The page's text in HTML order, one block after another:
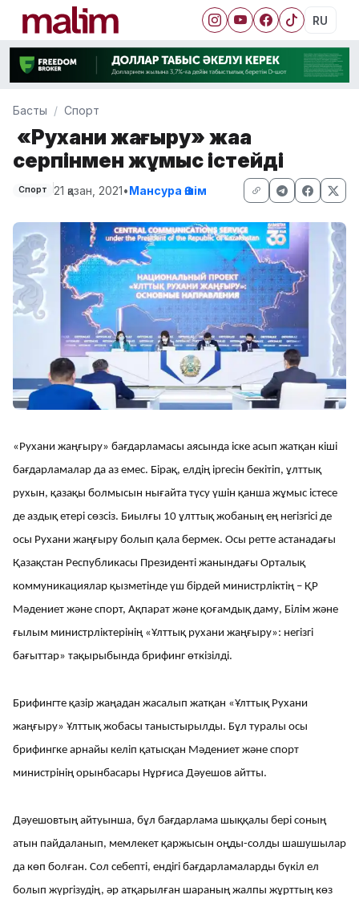
RU
Басты Спорт
«Рухани жаңғыру» жаңа
серпінмен жұмыс істейді
Спорт 21 қазан, 2021•Мансура Әшім
«Рухани жаңғыру» бағдарламасы аясында іске асып жатқан кіші
бағдарламалар да аз емес. Бірақ, елдің іргесін бекітіп, ұлттық
рухын, қазақы болмысын нығайта түсу үшін қанша жұмыс істесе
де аздық етері сөзсіз. Биылғы 10 ұлттық жобаның ең негізгісі де
осы Рухани жаңғыру болып қала бермек. Осы ретте астанадағы
Қазақстан Республикасы Президенті жанындағы Орталық
коммуникациялар қызметінде үш бірдей министрліктің – ҚР
Мәдениет және спорт, Ақпарат және қоғамдық даму, Білім және
ғылым министрліктерінің «Ұлттық рухани жаңғыру»: негізгі
бағыттар» тақырыбында брифинг өткізілді.
Брифингте қазір жаңадан жасалып жатқан «Ұлттық Рухани
жаңғыру» Ұлттық жобасы таныстырылды. Бұл туралы осы
брифингке арнайы келіп қатысқан Мәдениет және спорт
министрінің орынбасары Нұрғиса Дәуешов айтты.
Дәуешовтың айтуынша, бұл бағдарлама шыққалы бері соның
атын пайдаланып, мемлекет қаржысын оңды-солды шашушылар
да көп болған. Сол себепті, ендігі бағдарламаларды бүкіл ел
болып жүргізудің, әр атқарылған шараның жалпы жұрттың көз